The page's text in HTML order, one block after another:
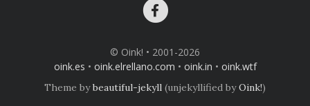
© Oink! • 2001-2026
oink.es • oink.elrellano.com • oink.in • oink.wtf
Theme bybeautiful-jekyll (unjekyllified byOink!)